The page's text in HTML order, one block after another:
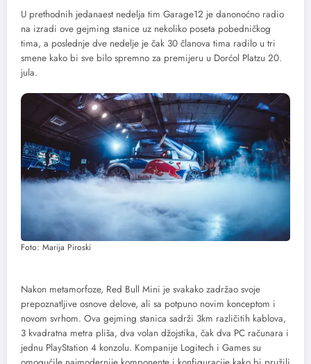
U prethodnih jedanaest nedelja tim Garage12 je danonoćno radio
na izradi ove gejming stanice uz nekoliko poseta pobedničkog
tima, a poslednje dve nedelje je čak 30 članova tima radilo u tri
smene kako bi sve bilo spremno za premijeru u Dorćol Platzu 20.
jula.
Foto: Marija Piroski
Nakon metamorfoze, Red Bull Mini je svakako zadržao svoje
prepoznatljive osnove delove, ali sa potpuno novim konceptom i
novom svrhom. Ova gejming stanica sadrži 3km različitih kablova,
3 kvadratna metra pliša, dva volan džojstika, čak dva PC računara i
jednu PlayStation 4 konzolu. Kompanije Logitech i Games su